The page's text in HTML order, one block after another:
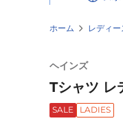
ホーム レディ
ヘインズ
Tシャツ
SALE LADIES